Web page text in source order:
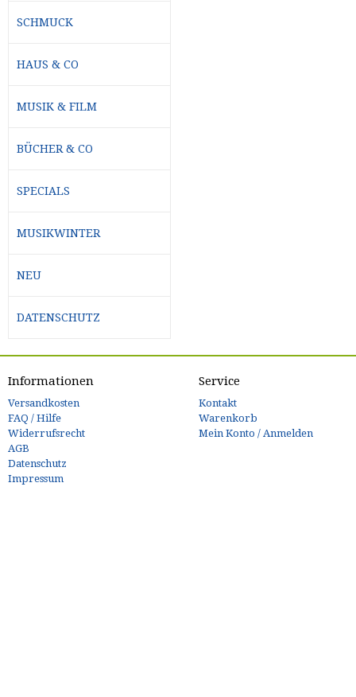
SCHMUCK
HAUS & CO
MUSIK & FILM
BÜCHER & CO
SPECIALS
MUSIKWINTER
NEU
DATENSCHUTZ
Informationen
Versandkosten
FAQ / Hilfe
Widerrufsrecht
AGB
Datenschutz
Impressum
Service
Kontakt
Warenkorb
Mein Konto / Anmelden